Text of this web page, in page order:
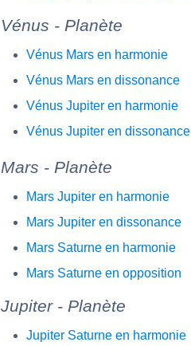
Vénus - Planète
Vénus Mars en harmonie
Vénus Mars en dissonance
Vénus Jupiter en harmonie
Vénus Jupiter en dissonance
Mars - Planète
Mars Jupiter en harmonie
Mars Jupiter en dissonance
Mars Saturne en harmonie
Mars Saturne en opposition
Jupiter - Planète
Jupiter Saturne en harmonie